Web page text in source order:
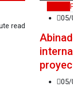
read
05/
05/